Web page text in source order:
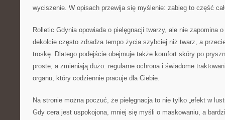
wyciszenie. W opisach przewija się myślenie: zabieg to część
Rolletic Gdynia opowiada o pielęgnacji twarzy, ale nie zapomina
dekolcie często zdradza tempo życia szybciej niż twarz, a
troskę. Dlatego podejście obejmuje także komfort skóry po
proste, a zmieniają dużo: regularne ochrona i świadome
organu, który codziennie pracuje dla Ciebie.
Na stronie można poczuć, że pielęgnacja to nie tylko „efekt w
Gdy cera jest uspokojona, mniej się myśli o maskowaniu, a